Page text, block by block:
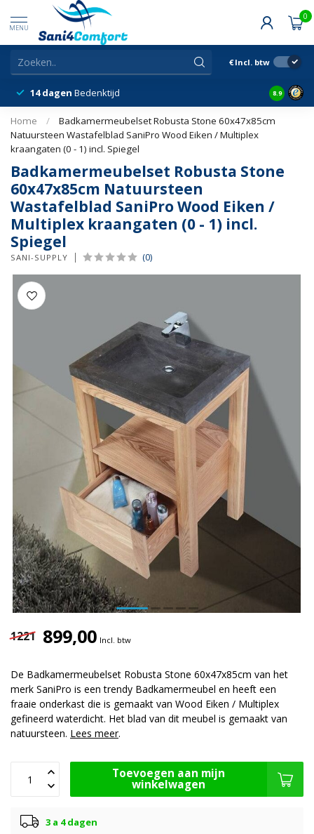
MENU
0
€ Incl. btw
14 dagen Bedenktijd Snelle
8.9
Home /
Badkamermeubelset Robusta Stone 60x47x85cm
Natuursteen Wastafelblad SaniPro Wood Eiken / Multiplex
kraangaten (0 - 1) incl. Spiegel
Badkamermeubelset Robusta Stone
60x47x85cm Natuursteen
Wastafelblad SaniPro Wood Eiken /
Multiplex kraangaten (0 - 1) incl.
Spiegel
SANI-SUPPLY (0)
1221 899,00 Incl. btw
De Badkamermeubelset Robusta Stone 60x47x85cm van het
merk SaniPro is een trendy Badkamermeubel en heeft een
fraaie onderkast die is gemaakt van Wood Eiken / Multiplex
gefineerd waterdicht. Het blad van dit meubel is gemaakt van
natuursteen. Lees meer.
Toevoegen aan mijn
winkelwagen
3 a 4 dagen